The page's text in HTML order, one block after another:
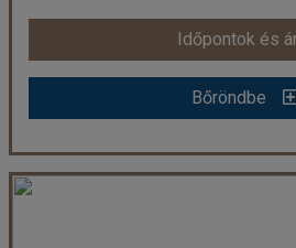
Időpontok és
Bőröndbe
Időpontok és
Bőröndbe
A misztikus Tavasbarlang és a